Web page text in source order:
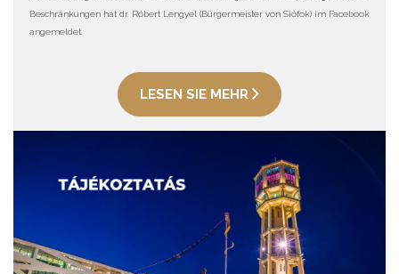
Beschränkungen hat dr. Róbert Lengyel (Bürgermeister von Siófok) im Facebook
angemeldet.
LESEN SIE MEHR